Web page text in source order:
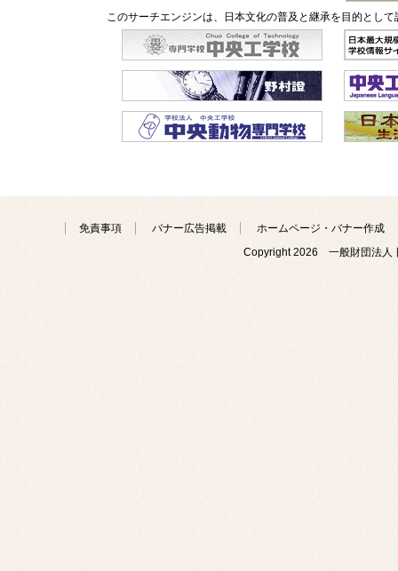
このサーチエンジンは、日本文化の普及と継承を目的とし
免責事項 バナー広告掲載
ホームページ・バナー作成
Copyright2026 一般財団法人